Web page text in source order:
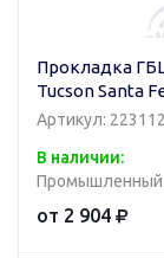
Прокладка
Tucson Santa
Артикул:
В наличии:
Промышленный
от 2 904